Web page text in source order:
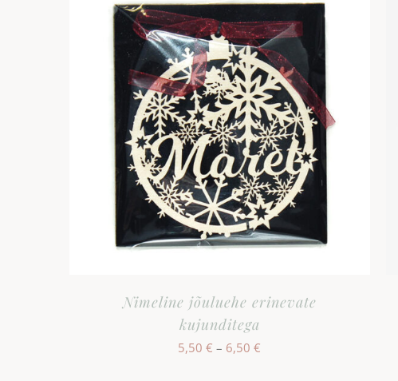
SELLEL
TOOTEL
ON
MITU
VARIANTI.
VALIKUID
SAAB
TEHA
TOOTELEHEL.
Nimeline jõuluehe erinevate
kujunditega
5,50€ – 6,50€